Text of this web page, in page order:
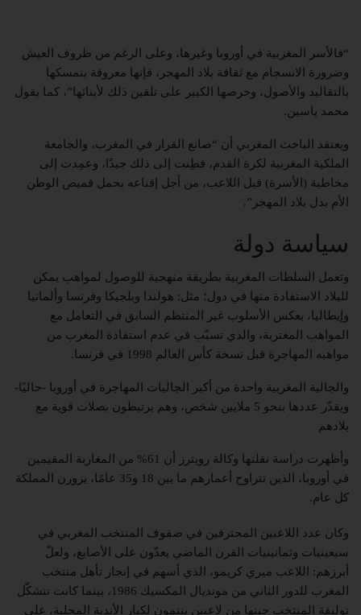
“فالأسر المغربية في أوروبا وغيرها، وعلى الرغم من ظروف العيش
وضرورة الانسجام مع ثقافة بلاد المهجر، فإنها معروفة بتمسكها
بالتقاليد والأصول، وحرصها الكبير على تلقين ذلك لأبنائها”، كما يقول
محمد ياسين.
ويعتقد الباحث المغربي أن “صانع القرار في المغرب، والجامعة
الملكية المغربية لكرة القدم، فطِنت إلى ذلك جيدًا، وعمِدت إلى
مخاطبة (الأسرة) قبل اللاعب، من أجل إقناعه بحمل قميص الوطن
الأم بدل بلاد المهجر”.
سياسة دولة
وتعمل السلطات المغربية بطريقة منهجية للوصول لمواهب يمكن
للبلاد الاستفادة منها في دول؛ مثل: هولندا وبلجيكا وفرنسا وألمانيا
وإيطاليا، بعكس الأسلوب غير المنتظم السابق في التعامل مع
المواهب المغتربة، والذي تسبّب في عدم استفادة المغرب من
مواهبه المهاجرة قبل نسخة كأس العالم 1998 في فرنسا.
والجالية المغربية واحدة من أكبر الجاليات المهاجرة في أوروبا -حاليًا-
ويقدّر عددها بنحو 5 ملايين شخص، وهم يرتبطون بصلات قوية مع
بلادهم
وأظهرت دراسة نقلتها وكالة رويترز أن 61% من المغاربة المقيمين
في أوروبا، الذين تتراوح أعمارهم ما بين 18 و35 عامًا، يزورن المملكة
كل عام.
وكان عدد اللاعبين المحترفين في صفوف المنتخب المغربي في
سبعينيات وثمانينيات القرن الماضي يعدّون على الأصابع، ولعلّ
أبرزهم: اللاعب ميري كريمو، الذي أسهم في إنجاز تأهل منتخب
المغرب للدور الثاني من مونديال المكسيك 1986، بينما كانت تتشكّل
توليفة المنتخب حينها من لاعبين ينتمون لكبار الأندية المحلية، على